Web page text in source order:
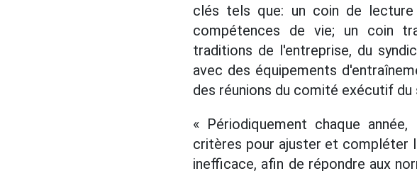
clés tels que: un coin de lecture
compétences de vie; un coin
traditions de l'entreprise, du
avec des équipements
des réunions du comité exécutif
« Périodiquement chaque
critères pour ajuster et compléter
inefficace, afin de répondre aux